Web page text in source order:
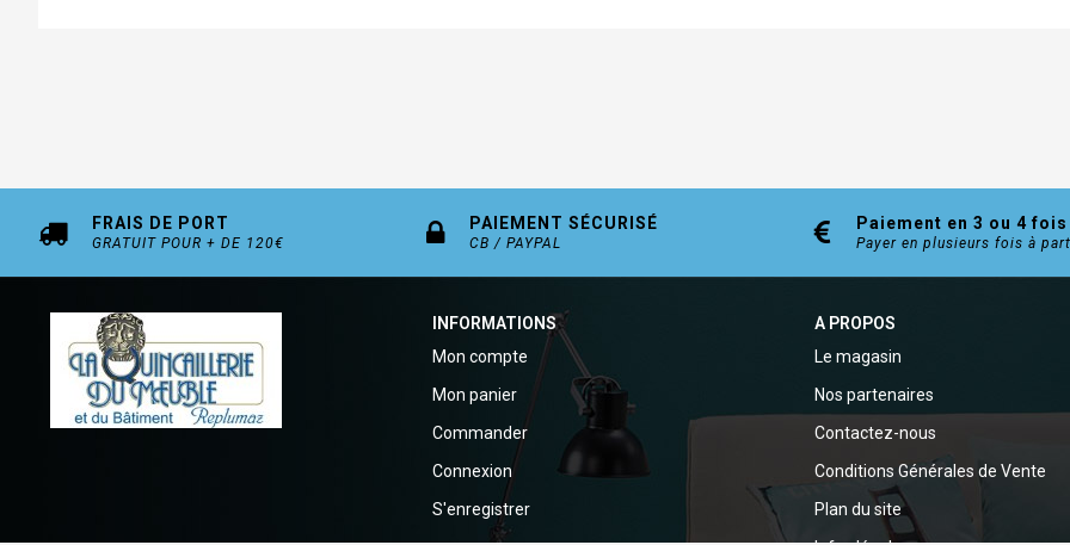
FRAIS DE PORT
GRATUIT POUR + DE 120€
PAIEMENT SÉCURISÉ
CB / PAYPAL
Paiement en 3 ou 4 fois
Payer en plusieurs fois à
INFORMATIONS
Mon compte
Mon panier
Commander
Connexion
S'enregistrer
A PROPOS
Le magasin
Nos partenaires
Contactez-nous
Conditions Générales de Vente
Plan du site